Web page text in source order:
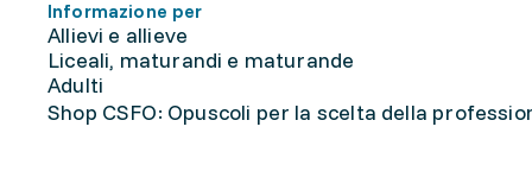
Informazione per
Allievi e allieve
Liceali, maturandi e maturande
Adulti
Shop CSFO: Opuscoli per la scelta della